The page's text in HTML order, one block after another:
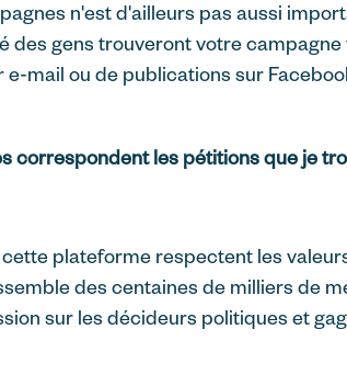
n'est d'ailleurs pas aussi
des gens trouveront votre
mail ou de publications sur
correspondent les pétitions que je
plateforme respectent les
des centaines de milliers de
sur les décideurs politiques et